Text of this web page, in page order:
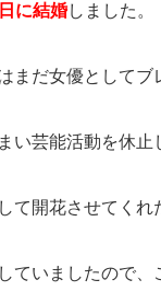
に結婚しました。
だ女優としてブ
芸能活動を休止
て開花させてくれ
ていましたので